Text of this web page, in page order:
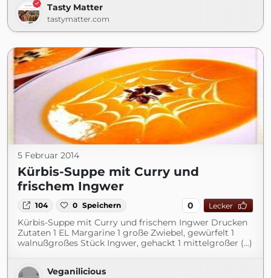
Tasty Matter
tastymatter.com
5 Februar 2014
Kürbis-Suppe mit Curry und
frischem Ingwer
104 0 Speichern 0 Lecker
Kürbis-Suppe mit Curry und frischem Ingwer Drucken
Zutaten 1 EL Margarine 1 große Zwiebel, gewürfelt 1
walnußgroßes Stück Ingwer, gehackt 1 mittelgroßer (...)
Veganilicious